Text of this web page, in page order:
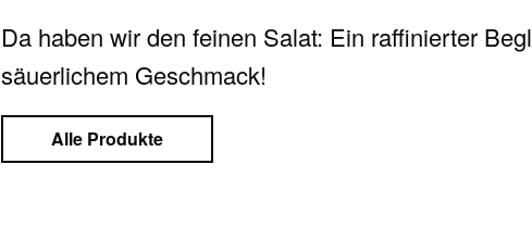
Da haben wir den feinen Salat: Ein raffinierter
säuerlichem Geschmack!
Alle Produkte